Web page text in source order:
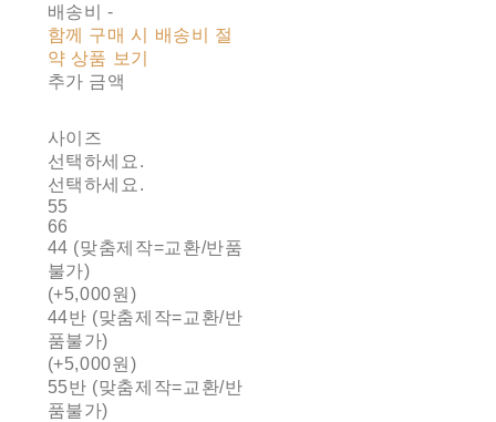
배송비-
함께 구매 시 배송비 절
약 상품 보기
추가 금액
사이즈
선택하세요.
선택하세요.
55
66
44 (맞춤제작=교환/반품
불가)
(+5,000원)
44반 (맞춤제작=교환/반
품불가)
(+5,000원)
55반 (맞춤제작=교환/반
품불가)